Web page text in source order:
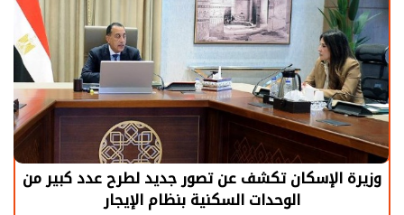
وزيرة الإسكان تكشف عن تصور جديد لطرح عدد كبير من
الوحدات السكنية بنظام الإيجار